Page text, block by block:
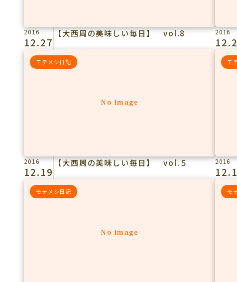
2016
12.27
【大西周の美味しい毎日】 vol.8 2016
No Image
モテメシ日記
2016
12.19
【大西周の美味しい毎日】 vol.５
モ
2016
No Image
モテメシ日記 モ